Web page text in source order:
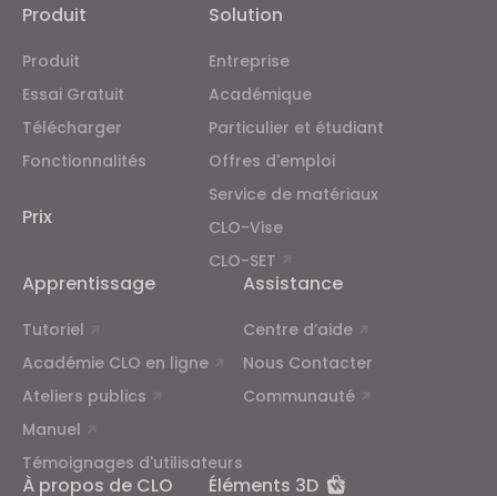
Produit
Produit
Essai Gratuit
Télécharger
Fonctionnalités
Prix
Solution
Entreprise
Académique
Particulier et étudiant
Offres d'emploi
Service de matériaux
CLO-Vise
CLO-SET
Apprentissage
Tutoriel
Académie CLO en ligne
Ateliers publics
Manuel
Témoignages d'utilisateurs
Assistance
Centre d’aide
Nous Contacter
Communauté
À propos de CLO Éléments 3D